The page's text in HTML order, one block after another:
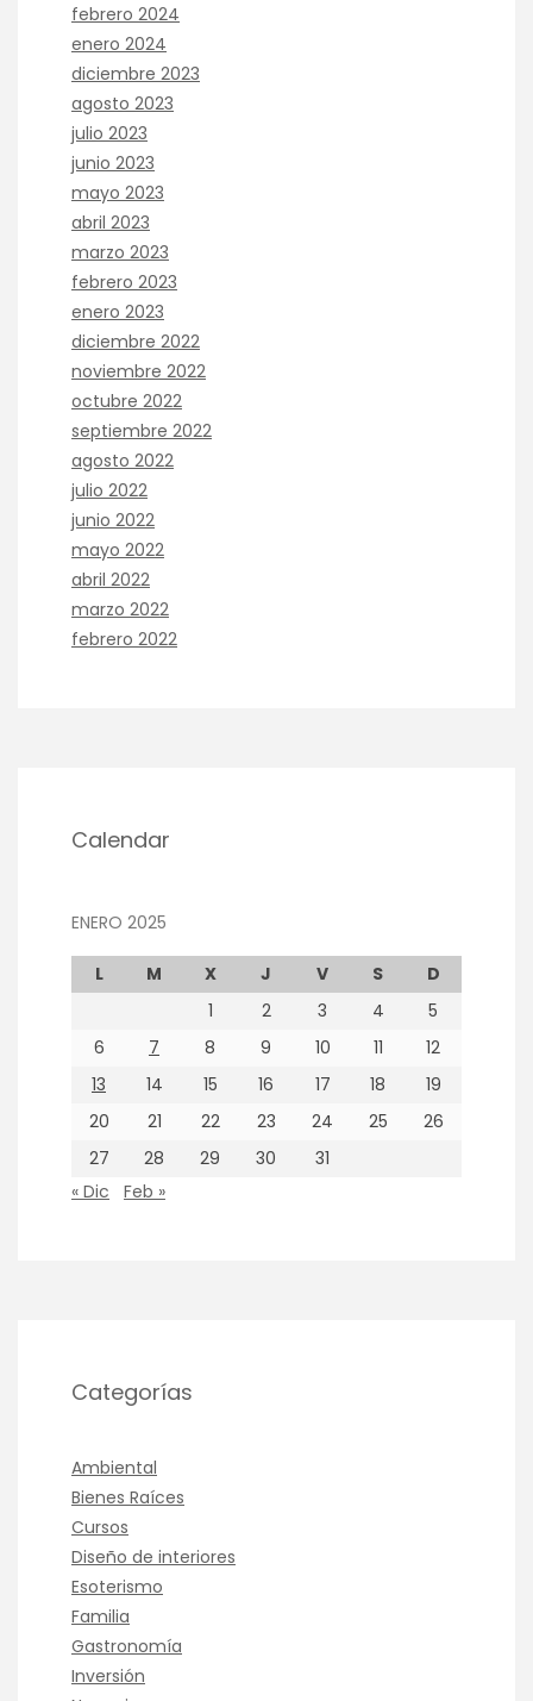
febrero 2024
enero 2024
diciembre 2023
agosto 2023
julio 2023
junio 2023
mayo 2023
abril 2023
marzo 2023
febrero 2023
enero 2023
diciembre 2022
noviembre 2022
octubre 2022
septiembre 2022
agosto 2022
julio 2022
junio 2022
mayo 2022
abril 2022
marzo 2022
febrero 2022
Calendar
ENERO 2025
L M X J V S
D
1
2 3 4
5
6
7 8 9 10 11
12
13
14 15 16 17 18
19
20
21 22 23 24 25
26
27
28 29 30
31
« Dic
Feb »
Categorías
Ambiental
Bienes Raíces
Cursos
Diseño de interiores
Esoterismo
Familia
Gastronomía
Inversión